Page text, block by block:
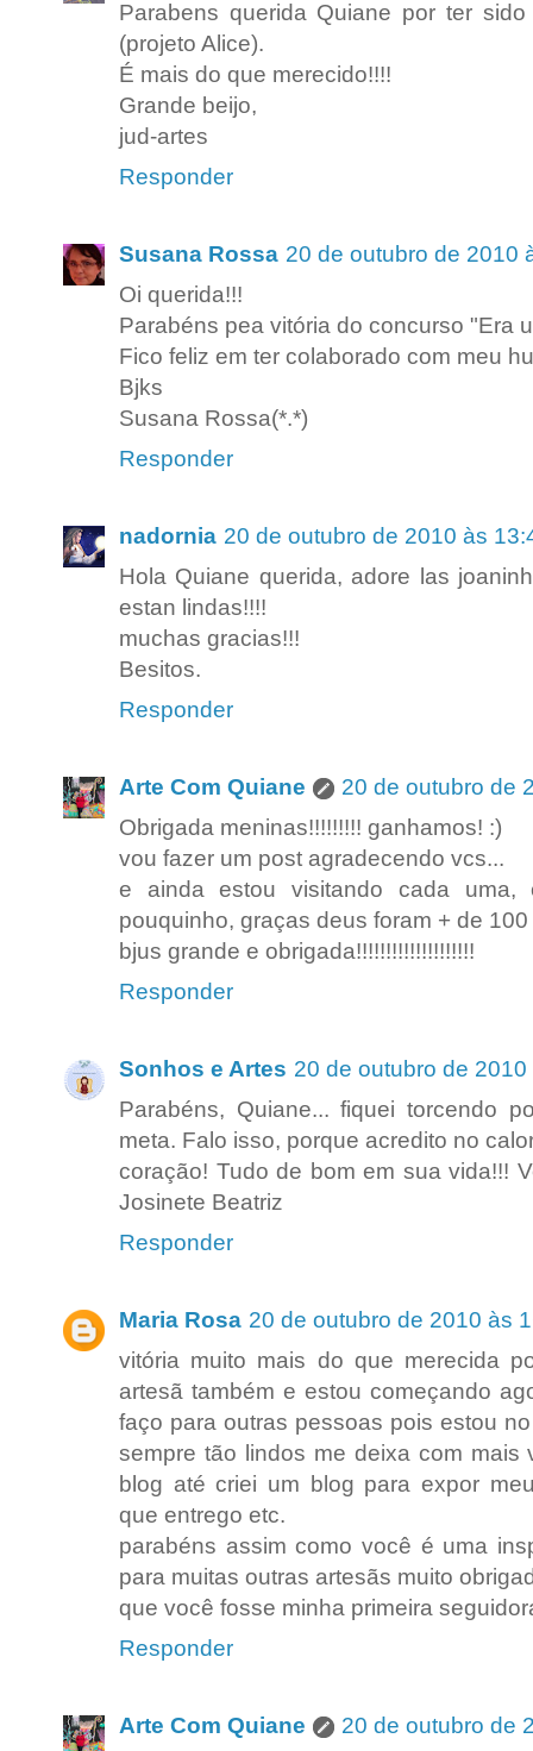
Parabens querida Quiane por ter
(projeto Alice).
É mais do que merecido!!!!
Grande beijo,
jud-artes
Responder
Susana Rossa 20 de outubro de 2010
Oi querida!!!
Parabéns pea vitória do concurso "Era
Fico feliz em ter colaborado com meu
Bjks
Susana Rossa(*.*)
Responder
nadornia 20 de outubro de 2010 às
Hola Quiane querida, adore las
estan lindas!!!!
muchas gracias!!!
Besitos.
Responder
Arte Com Quiane
20 de outubro de
Obrigada meninas!!!!!!!!! ganhamos! :)
vou fazer um post agradecendo vcs...
e ainda estou visitando cada uma,
pouquinho, graças deus foram + de
bjus grande e obrigada!!!!!!!!!!!!!!!!!!!!
Responder
Sonhos e Artes 20 de outubro de
Parabéns, Quiane... fiquei torcendo
meta. Falo isso, porque acredito no
coração! Tudo de bom em sua vida!!!
Josinete Beatriz
Responder
Maria Rosa 20 de outubro de 2010 às
vitória muito mais do que merecida
artesã também e estou começando
faço para outras pessoas pois estou
sempre tão lindos me deixa com
blog até criei um blog para expor
que entrego etc.
parabéns assim como você é uma
para muitas outras artesãs muito
que você fosse minha primeira
Responder
Arte Com Quiane 20 de outubro de